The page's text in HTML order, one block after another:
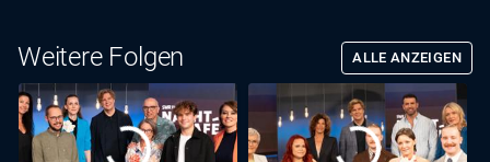
Weitere Folgen ALLE ANZEIGEN